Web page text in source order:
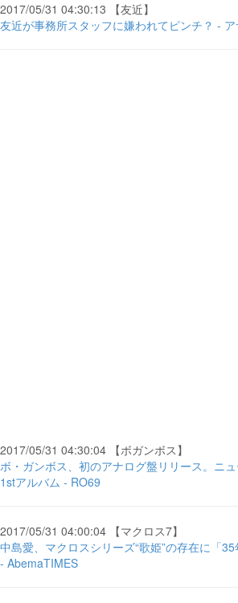
2017/05/31 04:30:13 【友近】
友近が事務所スタッフに嫌われてピンチ？ -
2017/05/31 04:30:04 【ボガンボス】
ボ・ガンボス、初のアナログ盤リリース。ニ
1stアルバム - RO69
2017/05/31 04:00:04 【マクロス7】
中島愛、マクロスシリーズ“歌姫”の存在に「35
- AbemaTIMES